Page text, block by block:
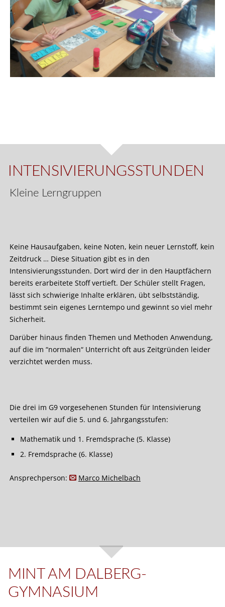
INTENSIVIERUNGSSTUNDEN
Kleine Lerngruppen
Keine Hausaufgaben, keine Noten, kein neuer Lernstoff, kein
Zeitdruck … Diese Situation gibt es in den
Intensivierungsstunden. Dort wird der in den Hauptfächern
bereits erarbeitete Stoff vertieft. Der Schüler stellt Fragen,
lässt sich schwierige Inhalte erklären, übt selbstständig,
bestimmt sein eigenes Lerntempo und gewinnt so viel mehr
Sicherheit.
Darüber hinaus finden Themen und Methoden Anwendung,
auf die im “normalen“ Unterricht oft aus Zeitgründen leider
verzichtet werden muss.
Die drei im G9 vorgesehenen Stunden für Intensivierung
verteilen wir auf die 5. und 6. Jahrgangsstufen:
Mathematik und 1. Fremdsprache (5. Klasse)
2. Fremdsprache (6. Klasse)
Ansprechperson: Marco Michelbach
MINT AM DALBERG-
GYMNASIUM